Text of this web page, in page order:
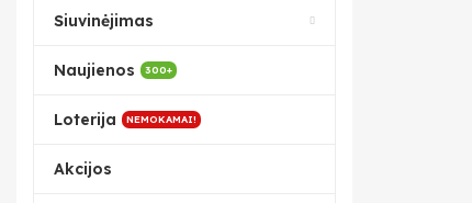
Siuvinėjimas
Naujienos 300+
Loterija NEMOKAMAI!
Akcijos